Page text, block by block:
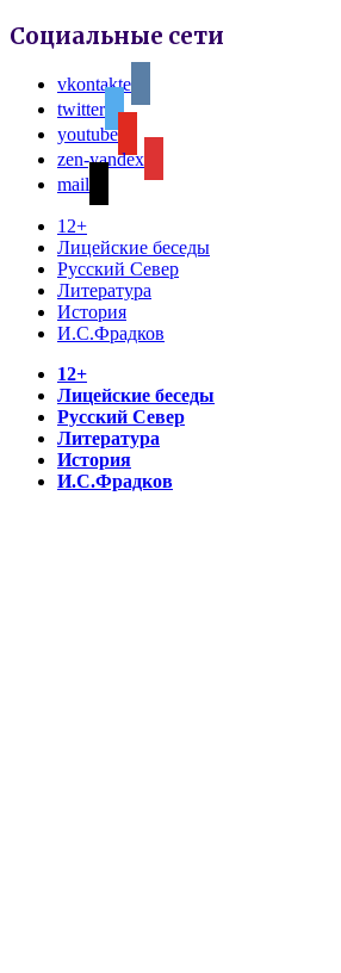
Социальные сети
vkontakte
twitter
youtube
zen-yandex
mail
12+
Лицейские беседы
Русский Север
Литература
История
И.С.Фрадков
12+
Лицейские беседы
Русский Север
Литература
История
И.С.Фрадков